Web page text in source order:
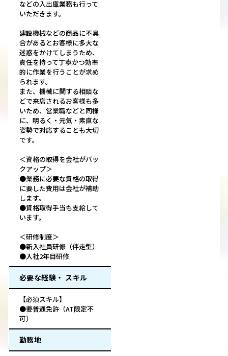
などの入出庫業務も行って
いただきます。
建設機械などの商品に不具
合があるとお客様に多大な
迷惑をかけてしまうため、
責任を持って丁寧かつ効率
的に作業を行うことが求め
られます。
また、機械に関する相談な
どで来店されるお客様も多
いため、営業職などと同様
に、明るく・元気・素直な
姿勢で対応することも大切
です。
＜資格の取得を会社がバッ
クアップ＞
●業務に必要な資格の取得
に要した費用は会社が補助
します。
●資格取得手当も支給して
います。
＜研修制度＞
●新入社員研修（伴走型）
●入社2年目研修
必要な経験・ スキル
【必須スキル】
●要普通免許（AT限定不
可）
勤務地